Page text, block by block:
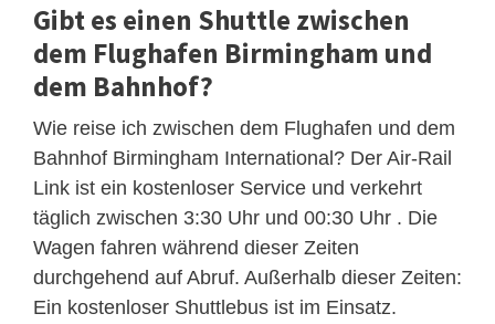
Gibt es einen Shuttle zwischen
dem Flughafen Birmingham und
dem Bahnhof?
Wie reise ich zwischen dem Flughafen und dem
Bahnhof Birmingham International? Der Air-Rail
Link ist ein kostenloser Service und verkehrt
täglich zwischen 3:30 Uhr und 00:30 Uhr . Die
Wagen fahren während dieser Zeiten
durchgehend auf Abruf. Außerhalb dieser Zeiten:
Ein kostenloser Shuttlebus ist im Einsatz.